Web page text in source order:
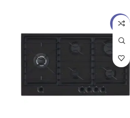
מבצע